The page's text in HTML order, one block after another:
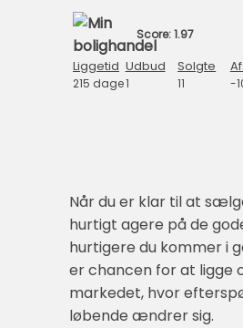
Score: 1.97
Liggetid Udbud Solgte
215 dage1 11 -
Når du er klar til at
hurtigt agere på de
hurtigere du kommer i
er chancen for at ligge
markedet, hvor
løbende ændrer sig.